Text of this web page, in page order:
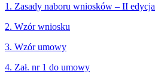
1. Zasady naboru wniosków – II edycja
2. Wzór wniosku
3. Wzór umowy
4. Zał. nr 1 do umowy